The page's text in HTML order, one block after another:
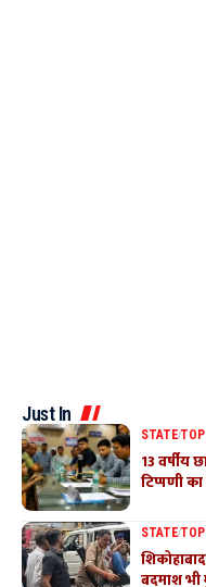
Just In
STATE
13 वर्षीय
टिप्पणी
STATE
बदमाश